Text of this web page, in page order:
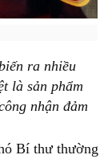
ra nhiều
là sản phẩm
nhận đảm
Bí thư thường